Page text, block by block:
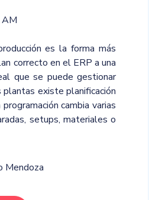
es la forma más
correcto en el ERP a una
que se puede gestionar
plantas existe planificación
cambia varias
setups, materiales o
Mendoza